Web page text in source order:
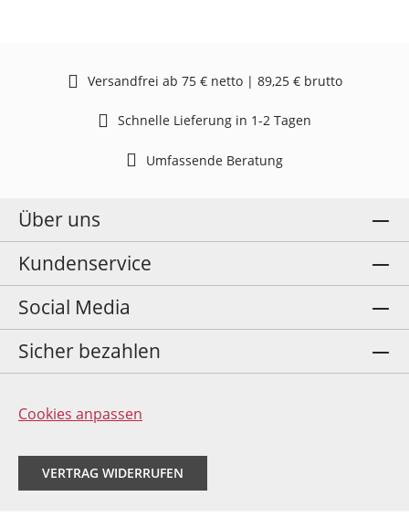
Versandfrei ab 75 € netto | 89,25 € brutto
Schnelle Lieferung in 1-2 Tagen
Umfassende Beratung
Über uns
Kundenservice
Social Media
Sicher bezahlen
Cookies anpassen
VERTRAG WIDERRUFEN